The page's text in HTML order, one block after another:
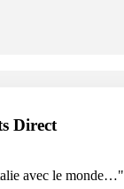
Direct
avec le monde…"